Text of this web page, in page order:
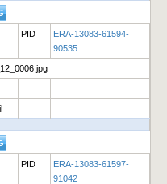
PID
ERA-13083-61594-
90535
PID
ERA-13083-61597-
91042